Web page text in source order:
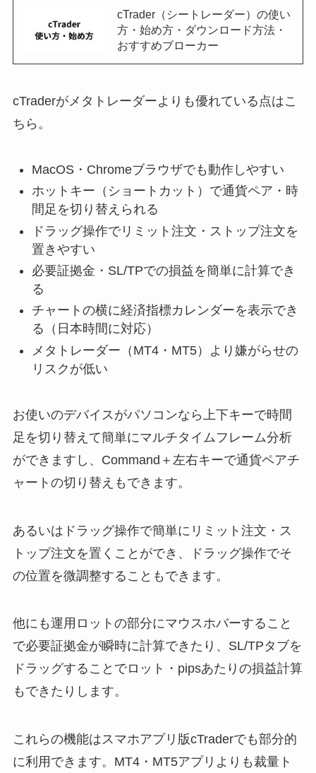
cTrader（シートレーダー）の使い
方・始め方・ダウンロード方法・
おすすめブローカー
cTraderがメタトレーダーよりも優れている点はこ
ちら。
MacOS・Chromeブラウザでも動作しやすい
ホットキー（ショートカット）で通貨ペア・時
間足を切り替えられる
ドラッグ操作でリミット注文・ストップ注文を
置きやすい
必要証拠金・SL/TPでの損益を簡単に計算でき
る
チャートの横に経済指標カレンダーを表示でき
る（日本時間に対応）
メタトレーダー（MT4・MT5）より嫌がらせの
リスクが低い
お使いのデバイスがパソコンなら上下キーで時間
足を切り替えて簡単にマルチタイムフレーム分析
ができますし、Command＋左右キーで通貨ペアチ
ャートの切り替えもできます。
あるいはドラッグ操作で簡単にリミット注文・ス
トップ注文を置くことができ、ドラッグ操作でそ
の位置を微調整することもできます。
他にも運用ロットの部分にマウスホバーすること
で必要証拠金が瞬時に計算できたり、SL/TPタブを
ドラッグすることでロット・pipsあたりの損益計算
もできたりします。
これらの機能はスマホアプリ版cTraderでも部分的
に利用できます。MT4・MT5アプリよりも裁量ト